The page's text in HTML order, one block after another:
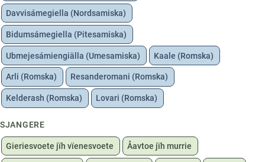
Davvisámegiella (Nordsamiska)
Bidumsámegiella (Pitesamiska)
Ubmejesámiengiälla (Umesamiska) Kaale (Romska)
Arli (Romska) Resanderomani (Romska)
Kelderash (Romska) Lovari (Romska)
SJANGERE
Gieriesvoete jïh vïenesvoete Åavtoe jïh murrie